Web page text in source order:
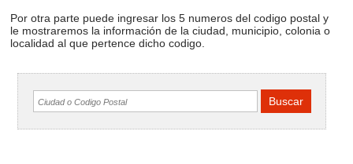
Por otra parte puede ingresar los 5 numeros del codigo postal y
le mostraremos la información de la ciudad, municipio, colonia o
localidad al que pertence dicho codigo.